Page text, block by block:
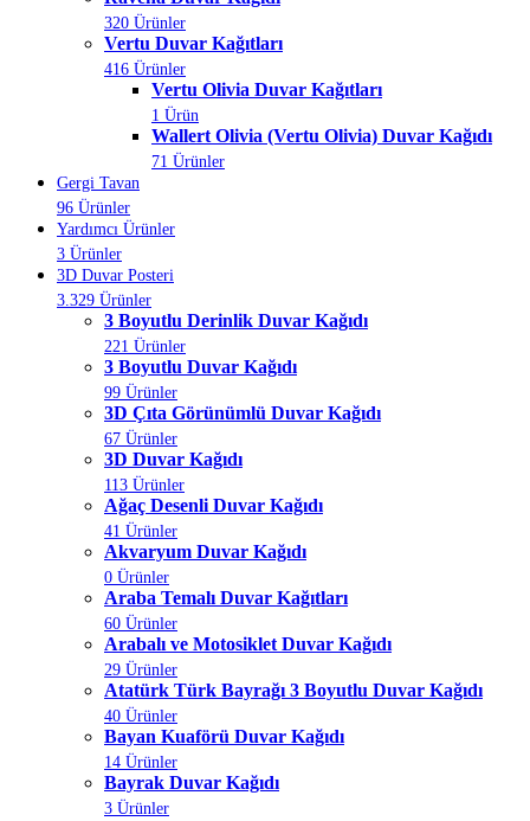
320 Ürünler
Vertu Duvar Kağıtları
416 Ürünler
Vertu Olivia Duvar Kağıtları
1 Ürün
Wallert Olivia (Vertu Olivia) Duvar Kağıdı
71 Ürünler
Gergi Tavan
96 Ürünler
Yardımcı Ürünler
3 Ürünler
3D Duvar Posteri
3.329 Ürünler
3 Boyutlu Derinlik Duvar Kağıdı
221 Ürünler
3 Boyutlu Duvar Kağıdı
99 Ürünler
3D Çıta Görünümlü Duvar Kağıdı
67 Ürünler
3D Duvar Kağıdı
113 Ürünler
Ağaç Desenli Duvar Kağıdı
41 Ürünler
Akvaryum Duvar Kağıdı
0 Ürünler
Araba Temalı Duvar Kağıtları
60 Ürünler
Arabalı ve Motosiklet Duvar Kağıdı
29 Ürünler
Atatürk Türk Bayrağı 3 Boyutlu Duvar Kağıdı
40 Ürünler
Bayan Kuaförü Duvar Kağıdı
14 Ürünler
Bayrak Duvar Kağıdı
3 Ürünler